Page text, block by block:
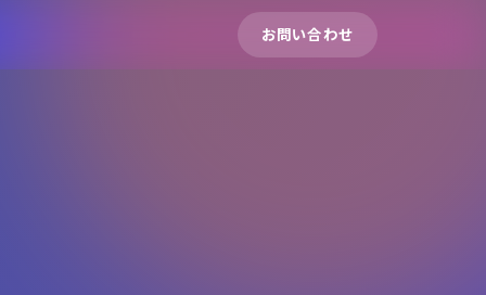
お問い合わせ